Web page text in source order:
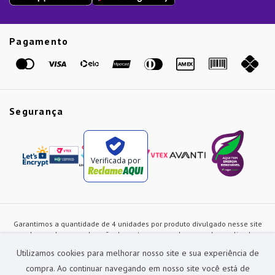
Utilizamos cookies para melhorar nosso site e sua experiência de
compra. Ao continuar navegando em nosso site você está de
Pagamento
Segurança
Verificada por
Garantimos a quantidade de 4 unidades por produto divulgado nesse site
ou de acordo com a duração dos estoques, sendo as vendas realizadas
alterados a qualquer instante sem prévia comunicação e são exclusivos
para a loja virtual, não restando nenhuma obrigação de prática similar nas